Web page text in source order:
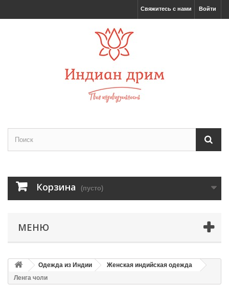
Войти
Свяжитесь с нами
Корзина (пусто)
МЕНЮ
Одежда из Индии
Женская индийская одежда
Ленга чоли